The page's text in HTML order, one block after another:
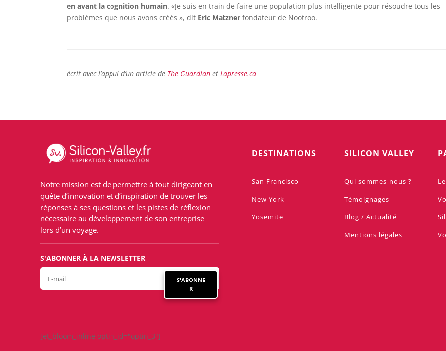
en avant la cognition humain. «Je suis en train de faire une population plus intelligente pour résoudre tous les
problèmes que nous avons créés », dit Eric Matzner fondateur de Nootroo.
écrit avec l’appui d’un article de The Guardian etLapresse.ca
Notre mission est de permettre à tout dirigeant en
quête d’innovation et d’inspiration de trouver les
réponses à ses questions et les pistes de réflexion
nécessaire au développement de son entreprise
lors d’un voyage.
S'ABONNER À LA NEWSLETTER
S'ABONNE
R
[et_bloom_inline optin_id="optin_3"]
DESTINATIONS
San Francisco
New York
Yosemite
SILICON VALLEY
Qui sommes-nous ?
Témoignages
Blog / Actualité
Mentions légales